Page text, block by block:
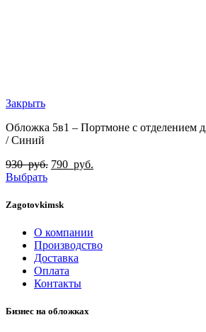
Закрыть
Обложка 5в1 – Портмоне с отделением
/ Синий
930руб. 790 руб.
Выбрать
Zagotovkimsk
О компании
Производство
Доставка
Оплата
Контакты
Бизнес на обложках